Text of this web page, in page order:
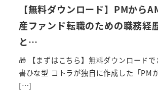
【無料ダウンロード】PMから
産ファンド転職のための職務経
と…
🎁 【まずはこちら】無料ダウンロード
書ひな型 コトラが独自に作成した「PM
[…]